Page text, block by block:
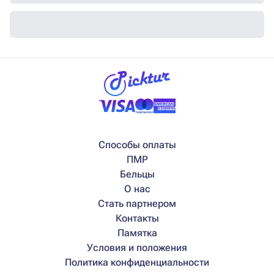
Способы оплаты
ПМР
Бельцы
О нас
Стать партнером
Контакты
Памятка
Условия и положения
Политика конфиденциальности